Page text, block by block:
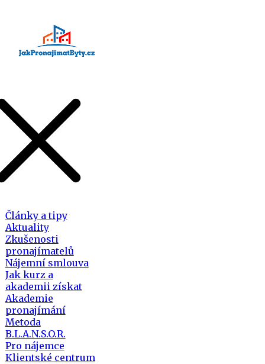
Články a tipy
Aktuality
Zkušenosti
pronajímatelů
Nájemní smlouva
Jak kurz a
akademii získat
Akademie
pronajímání
Metoda
B.L.A.N.S.O.R.
Pro nájemce
Klientské centrum